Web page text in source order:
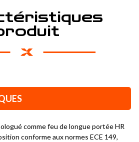
comme feu de longue portée HR
conforme aux normes ECE 149,